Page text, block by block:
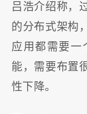
吕浩介绍称，
的分布式架构
应用都需要一
能，需要布置
性下降。